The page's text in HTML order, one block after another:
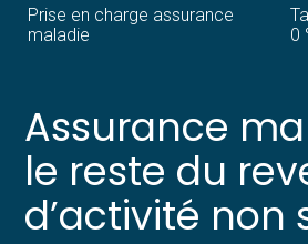
Prise en charge assurance
maladie
0
Assurance
le reste du
d’activité non